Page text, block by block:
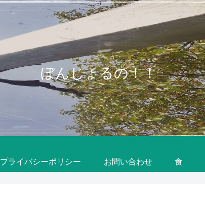
ぼんじょるの！！
プライバシーポリシー お問い合わせ 食